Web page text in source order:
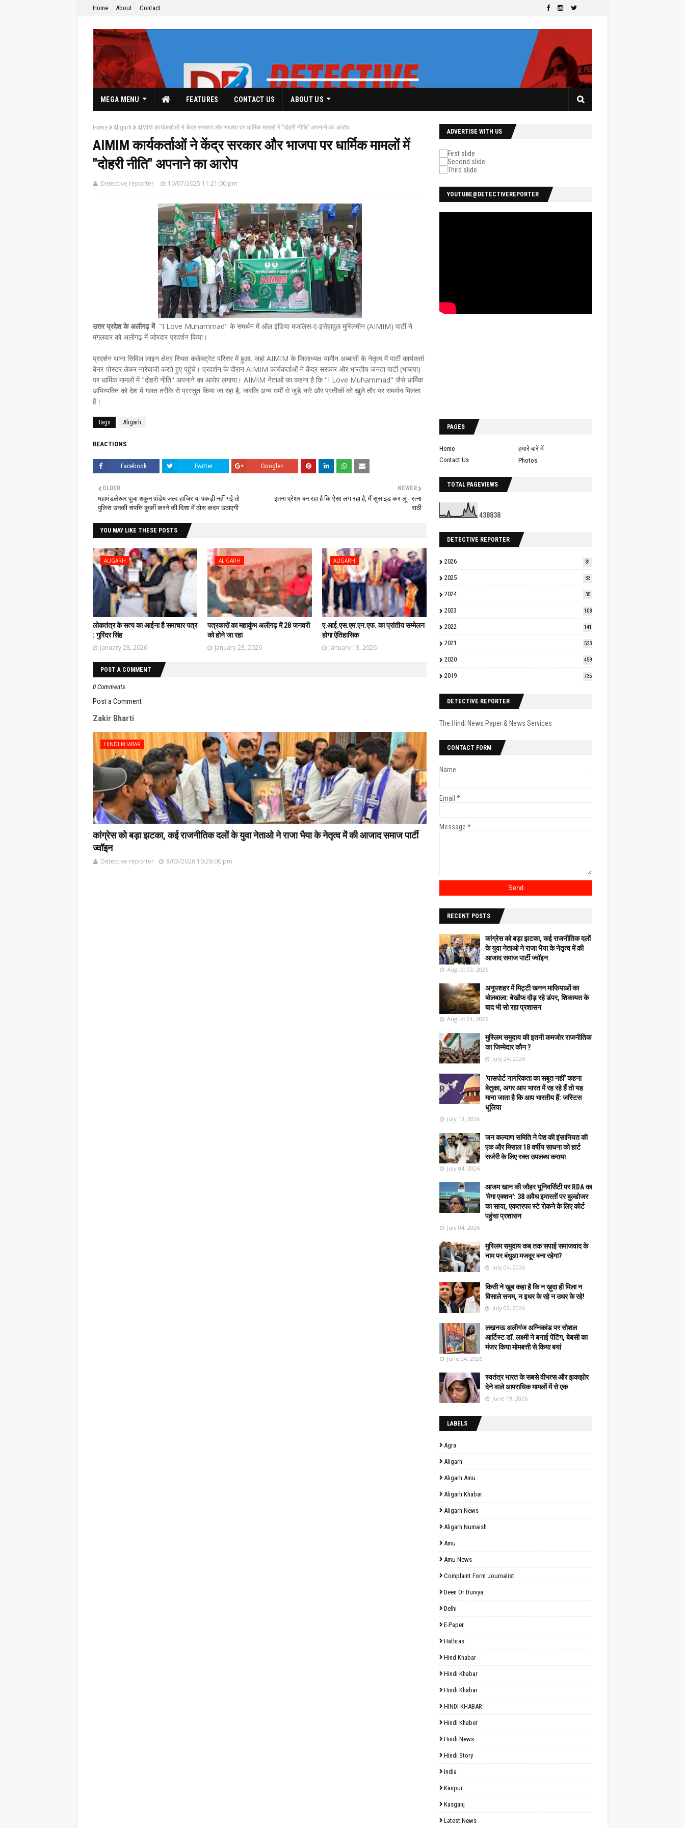
Home About Contact
MEGA MENU FEATURES CONTACT US ABOUT US
Home Aligarh AIMIM कार्यकर्ताओं ने केंद्र सरकार और भाजपा पर धार्मिक मामलों में "दोहरी नीति" अपनाने का आरोप
AIMIM कार्यकर्ताओं ने केंद्र सरकार और भाजपा पर धार्मिक मामलों में
"दोहरी नीति" अपनाने का आरोप
Detective reporter 10/07/2025 11:21:00 pm
उत्तर प्रदेश के अलीगढ़ में "I Love Muhammad" के समर्थन में ऑल इंडिया मजलिस-ए-इत्तेहादुल मुस्लिमीन (AIMIM) पार्टी ने
मंगलवार को अलीगढ़ में जोरदार प्रदर्शन किया।
प्रदर्शन थाना सिविल लाइन क्षेत्र स्थित कलेक्ट्रेट परिसर में हुआ, जहां AIMIM के जिलाध्यक्ष यामीन अब्बासी के नेतृत्व में पार्टी कार्यकर्ता
बैनर-पोस्टर लेकर नारेबाजी करते हुए पहुंचे। प्रदर्शन के दौरान AIMIM कार्यकर्ताओं ने केंद्र सरकार और भारतीय जनता पार्टी (भाजपा)
पर धार्मिक मामलों में "दोहरी नीति" अपनाने का आरोप लगाया। AIMIM नेताओं का कहना है कि "I Love Muhammad" जैसे धार्मिक
अभिव्यक्ति को देश में गलत तरीके से प्रस्तुत किया जा रहा है, जबकि अन्य धर्मों से जुड़े नारे और प्रतीकों को खुले तौर पर समर्थन मिलता
है।
Tags Aligarh
REACTIONS
Facebook Twitter Google+
NEWER
इतना प्रेशर बन रहा है कि ऐसा लग रहा है, मैं सुसाइड कर लूं - रत्ना
राठी
OLDER
महामंडलेश्वर पूजा शकुन पांडेय जल्द हाजिर या पकड़ी नहीं गई तो
पुलिस उनकी संपत्ति कुर्की करने की दिशा में ठोस कदम उठाएगी
YOU MAY LIKE THESE POSTS
ALIGARH
लोकतंत्र के सत्य का आईना है समाचार पत्र
: गुरिंदर सिंह
January 28, 2026
ALIGARH
पत्रकारों का महाकुंभ अलीगढ़ में 28 जनवरी
को होने जा रहा
January 23, 2026
ALIGARH
ए.आई.एस.एम.एन.एफ. का प्रांतीय सम्मेलन
होगा ऐतिहासिक
January 13, 2026
POST A COMMENT
0 Comments
Post a Comment
Zakir Bharti
HINDI KHABAR
कांग्रेस को बड़ा झटका, कई राजनीतिक दलों के युवा नेताओ ने राजा भैया के नेतृत्व में की आजाद समाज पार्टी
ज्वॉइन
Detective reporter 8/03/2026 10:28:00 pm
ADVERTISE WITH US
YOUTUBE@DETECTIVEREPORTER
PAGES
Home
हमारे बारे में
Contact Us
Photos
TOTAL PAGEVIEWS
438838
DETECTIVE REPORTER
2026 81
2025 33
2024 35
2023 108
2022 141
2021 523
2020 459
2019 735
DETECTIVE REPORTER
The Hindi News Paper & News Services
CONTACT FORM
Name
Email *
Message *
RECENT POSTS
कांग्रेस को बड़ा झटका, कई राजनीतिक दलों
के युवा नेताओ ने राजा भैया के नेतृत्व में की
आजाद समाज पार्टी ज्वॉइन
August 03, 2026
अनूपशहर में मिट्टी खनन माफियाओं का
बोलबाला: बेखौफ दौड़ रहे डंपर, शिकायत के
बाद भी सो रहा प्रशासन
August 01, 2026
मुस्लिम समुदाय की इतनी कमजोर राजनीतिक
का जिम्मेदार कौन ?
July 24, 2026
'पासपोर्ट नागरिकता का सबूत नहीं' कहना
बेतुका, अगर आप भारत में रह रहे हैं तो यह
माना जाता है कि आप भारतीय हैं: जस्टिस
धूलिया
July 13, 2026
जन कल्याण समिति ने पेश की इंसानियत की
एक और मिसाल 18 वर्षीय साधना को हार्ट
सर्जरी के लिए रक्त उपलब्ध कराया
July 04, 2026
आजम खान की जौहर यूनिवर्सिटी पर RDA का
'मेगा एक्शन': 38 अवैध इमारतों पर बुल्डोजर
का साया, एकतरफा स्टे रोकने के लिए कोर्ट
पहुंचा प्रशासन
July 04, 2026
मुस्लिम समुदाय कब तक सपाई समाजवाद के
नाम पर बंधुआ मजदूर बना रहेगा?
July 04, 2026
किसी ने ख़ूब कहा है कि न ख़ुदा ही मिला न
विसाले सनम, न इधर के रहे न उधर के रहे!
July 02, 2026
लखनऊ अलीगंज अग्निकांड पर सोशल
आर्टिस्ट डॉ. लक्ष्मी ने बनाई पेंटिंग, बेबसी का
मंजर किया मोमबत्ती से किया बयां
June 24, 2026
स्वतंत्र भारत के सबसे वीभत्स और झकझोर
देने वाले आपराधिक मामलों में से एक
June 19, 2026
LABELS
Agra
Aligarh
Aligarh Amu
Aligarh Khabar
Aligarh News
Aligarh Numaish
Amu
Amu News
Complaint Form Journalist
Deen Or Duniya
Delhi
E-Paper
Hathras
Hind Khabar
Hindi Khabar
Hindi Khabar
HINDI KHABAR
Hindi Khaber
Hindi News
Hindi Story
India
Kanpur
Kasganj
Latest News